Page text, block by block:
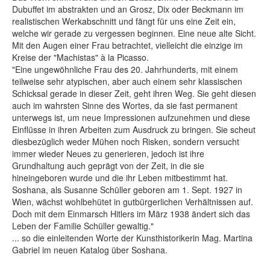
Dubuffet im abstrakten und an Grosz, Dix oder Beckmann im
realistischen Werkabschnitt und fängt für uns eine Zeit ein,
welche wir gerade zu vergessen beginnen. Eine neue alte Sicht.
Mit den Augen einer Frau betrachtet, vielleicht die einzige im
Kreise der "Machistas" à la Picasso.
"Eine ungewöhnliche Frau des 20. Jahrhunderts, mit einem
teilweise sehr atypischen, aber auch einem sehr klassischen
Schicksal gerade in dieser Zeit, geht ihren Weg. Sie geht diesen
auch im wahrsten Sinne des Wortes, da sie fast permanent
unterwegs ist, um neue Impressionen aufzunehmen und diese
Einflüsse in ihren Arbeiten zum Ausdruck zu bringen. Sie scheut
diesbezüglich weder Mühen noch Risken, sondern versucht
immer wieder Neues zu generieren, jedoch ist ihre
Grundhaltung auch geprägt von der Zeit, in die sie
hineingeboren wurde und die ihr Leben mitbestimmt hat.
Soshana, als Susanne Schüller geboren am 1. Sept. 1927 in
Wien, wächst wohlbehütet in gutbürgerlichen Verhältnissen auf.
Doch mit dem Einmarsch Hitlers im März 1938 ändert sich das
Leben der Familie Schüller gewaltig."
... so die einleitenden Worte der Kunsthistorikerin Mag. Martina
Gabriel im neuen Katalog über Soshana.